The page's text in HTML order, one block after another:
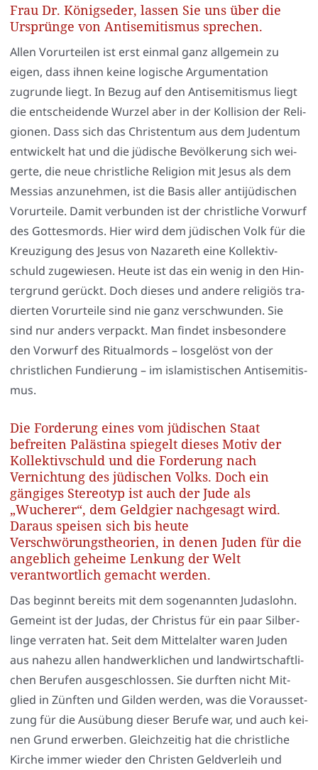
Frau Dr. Königseder, lassen Sie uns über die
Ursprünge von Antisemitismus sprechen.
Allen Vor­ur­tei­len ist erst ein­mal ganz all­ge­mein zu
eigen, dass ihnen kei­ne logi­sche Argu­men­ta­ti­on
zugrun­de liegt. In Bezug auf den Anti­se­mi­tis­mus liegt
die ent­schei­den­de Wur­zel aber in der Kol­li­si­on der Reli­
gio­nen. Dass sich das Chris­ten­tum aus dem Juden­tum
ent­wi­ckelt hat und die jüdi­sche Bevöl­ke­rung sich wei­
ger­te, die neue christ­li­che Reli­gi­on mit Jesus als dem
Mes­si­as anzu­neh­men, ist die Basis aller anti­jü­di­schen
Vor­ur­tei­le. Damit ver­bun­den ist der christ­li­che Vor­wurf
des Got­tes­mords. Hier wird dem jüdi­schen Volk für die
Kreu­zi­gung des Jesus von Naza­reth eine Kol­lek­tiv­
schuld zuge­wie­sen. Heu­te ist das ein wenig in den Hin­
ter­grund gerückt. Doch die­ses und ande­re reli­gi­ös tra­
dier­ten Vor­ur­tei­le sind nie ganz ver­schwun­den. Sie
sind nur anders ver­packt. Man fin­det ins­be­son­de­re
den Vor­wurf des Ritu­al­mords – los­ge­löst von der
christ­li­chen Fun­die­rung – im isla­mis­ti­schen Anti­se­mi­tis­
mus.
Die Forderung eines vom jüdischen Staat
befreiten Palästina spiegelt dieses Motiv der
Kollektivschuld und die Forderung nach
Vernichtung des jüdischen Volks. Doch ein
gängiges Stereotyp ist auch der Jude als
„Wucherer“, dem Geldgier nachgesagt wird.
Daraus speisen sich bis heute
Verschwörungstheorien, in denen Juden für die
angeblich geheime Lenkung der Welt
verantwortlich gemacht werden.
Das beginnt bereits mit dem soge­nann­ten Judas­lohn.
Gemeint ist der Judas, der Chris­tus für ein paar Sil­ber­
lin­ge ver­ra­ten hat. Seit dem Mit­tel­al­ter waren Juden
aus nahe­zu allen hand­werk­li­chen und land­wirt­schaft­li­
chen Beru­fen aus­ge­schlos­sen. Sie durf­ten nicht Mit­
glied in Zünf­ten und Gil­den wer­den, was die Vor­aus­set­
zung für die Aus­übung die­ser Beru­fe war, und auch kei­
nen Grund erwer­ben. Gleich­zei­tig hat die christ­li­che
Kir­che immer wie­der den Chris­ten Geld­ver­leih und